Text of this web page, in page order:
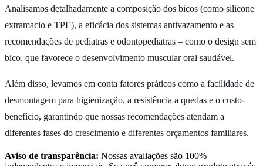
Analisamos detalhadamente a composição dos bicos (como silicone
extramacio e TPE), a eficácia dos sistemas antivazamento e as
recomendações de pediatras e odontopediatras – como o design sem
bico, que favorece o desenvolvimento muscular oral saudável.
Além disso, levamos em conta fatores práticos como a facilidade de
desmontagem para higienização, a resistência a quedas e o custo-
benefício, garantindo que nossas recomendações atendam a
diferentes fases do crescimento e diferentes orçamentos familiares.
Aviso de transparência: Nossas avaliações são 100%